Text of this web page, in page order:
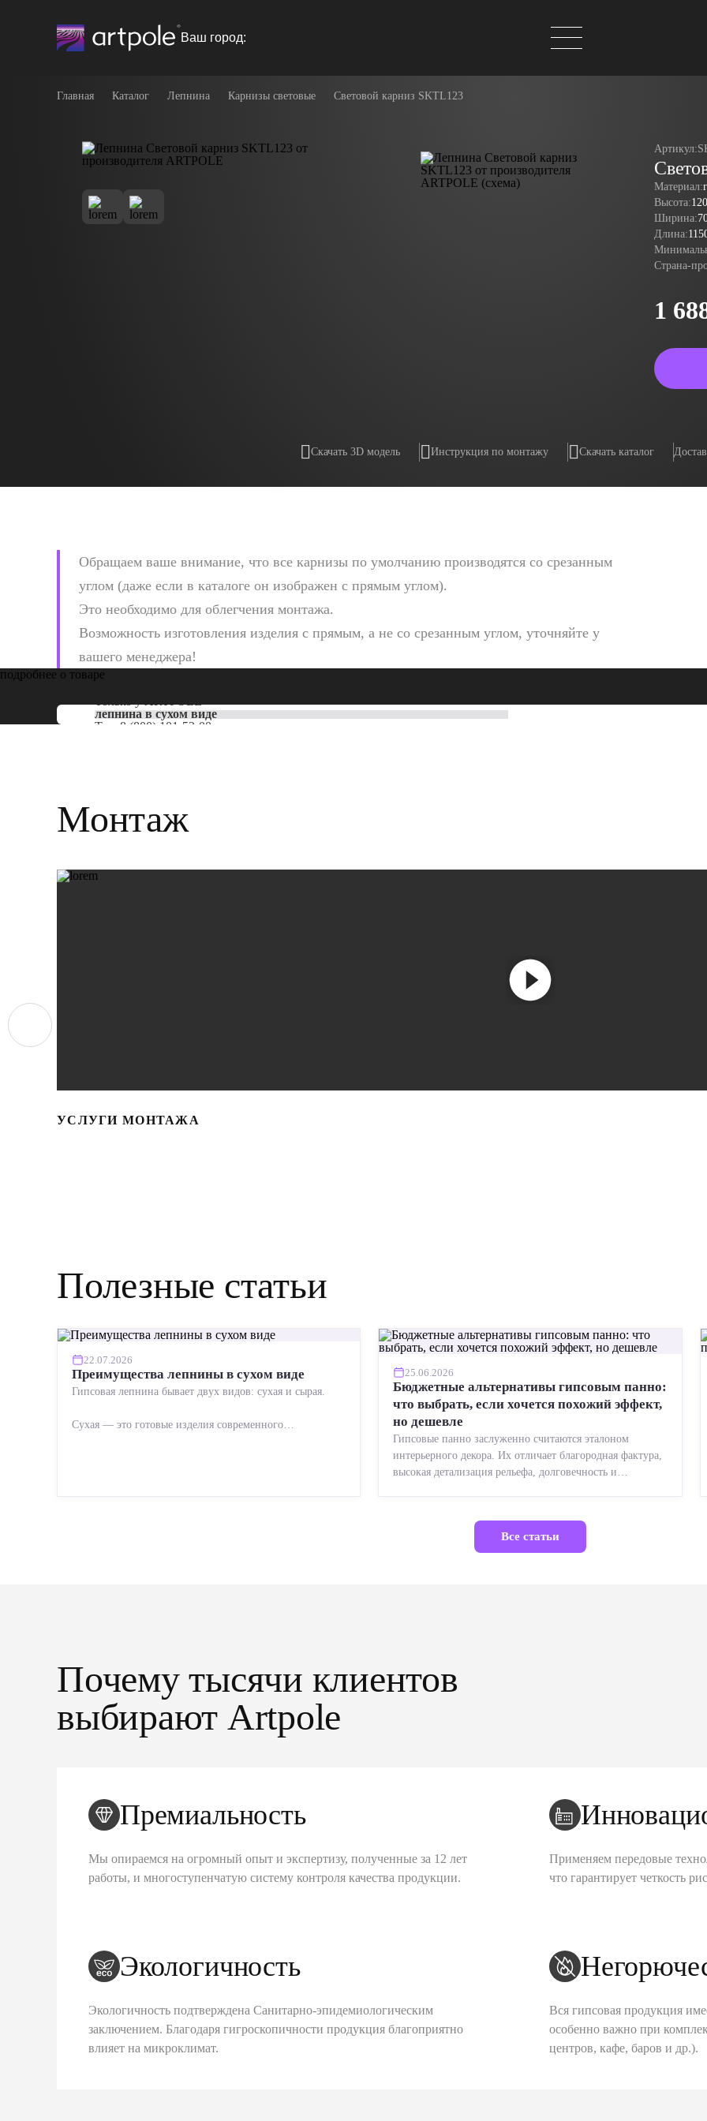
Ваш город:
Главная Каталог Лепнина Карнизы световые Световой карниз SKTL123
Артикул:
Материал:
Высота:
Ширина:
Длина:
Страна-
1
Скачать 3D модель Инструкция по монтажу Скачать каталог
Обращаем ваше внимание, что все карнизы по умолчанию производятся со срезанным
углом (даже если в каталоге он изображен с прямым углом).
Это необходимо для облегчения монтажа.
Возможность изготовления изделия с прямым, а не со срезанным углом, уточняйте у
вашего менеджера!
подробнее о товаре
Только уARTPOLE
лепнина в сухом виде
Тел: 8 (800) 101-53-00
Монтаж
УСЛУГИ МОНТАЖА
Полезные статьи
22.07.2026
Преимущества лепнины в сухом виде
Гипсовая лепнина бывает двух видов: сухая и сырая.
Сухая — это готовые изделия современного
25.06.2026
Бюджетные альтернативы гипсовым панно:
что выбрать, если хочется похожий эффект,
но дешевле
Гипсовые панно заслуженно считаются эталоном
интерьерного декора. Их отличает благородная фактура,
высокая детализация рельефа, долговечность и
Все статьи
Почему тысячи клиентов
выбирают Artpole
Премиальность
Мы опираемся на огромный опыт и экспертизу, полученные за 12 лет
работы, и многоступенчатую систему контроля качества продукции.
Применяем передовые
что гарантирует четкость
Экологичность
Экологичность подтверждена Санитарно-эпидемиологическим
заключением. Благодаря гигроскопичности продукция благоприятно
влияет на микроклимат.
Вся гипсовая продукция
особенно важно при
центров, кафе, баров и др.).